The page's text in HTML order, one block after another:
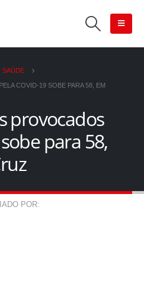
SAÚDE
COVID-19 SOBE PARA 58, EM
provocados
para 58,
POR: